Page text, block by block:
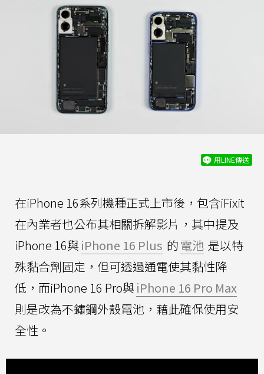
用LINE傳送
在iPhone 16系列機種正式上市後，包含iFixit
在內業者也公布其相關拆解影片，其中提及
iPhone 16與 iPhone 16 Plus 的電池 是以特
殊黏合劑固定，但可透過通電使其黏性降
低，而iPhone 16 Pro與 iPhone 16 Pro Max
則是改為不鏽鋼外殼電池，藉此確保使用安
全性。